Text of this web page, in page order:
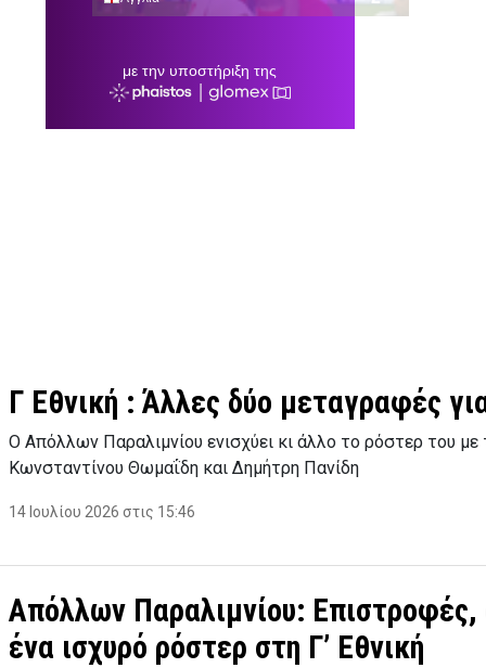
Γ Εθνική : Άλλες δύο μεταγραφές
Ο Απόλλων Παραλιμνίου ενισχύει κι άλλο το ρόστερ του
Κωνσταντίνου Θωμαΐδη και Δημήτρη Πανίδη
14 Ιουλίου 2026 στις 15:46
Απόλλων Παραλιμνίου: Επιστροφές,
ένα ισχυρό ρόστερ στη Γ’ Εθνική